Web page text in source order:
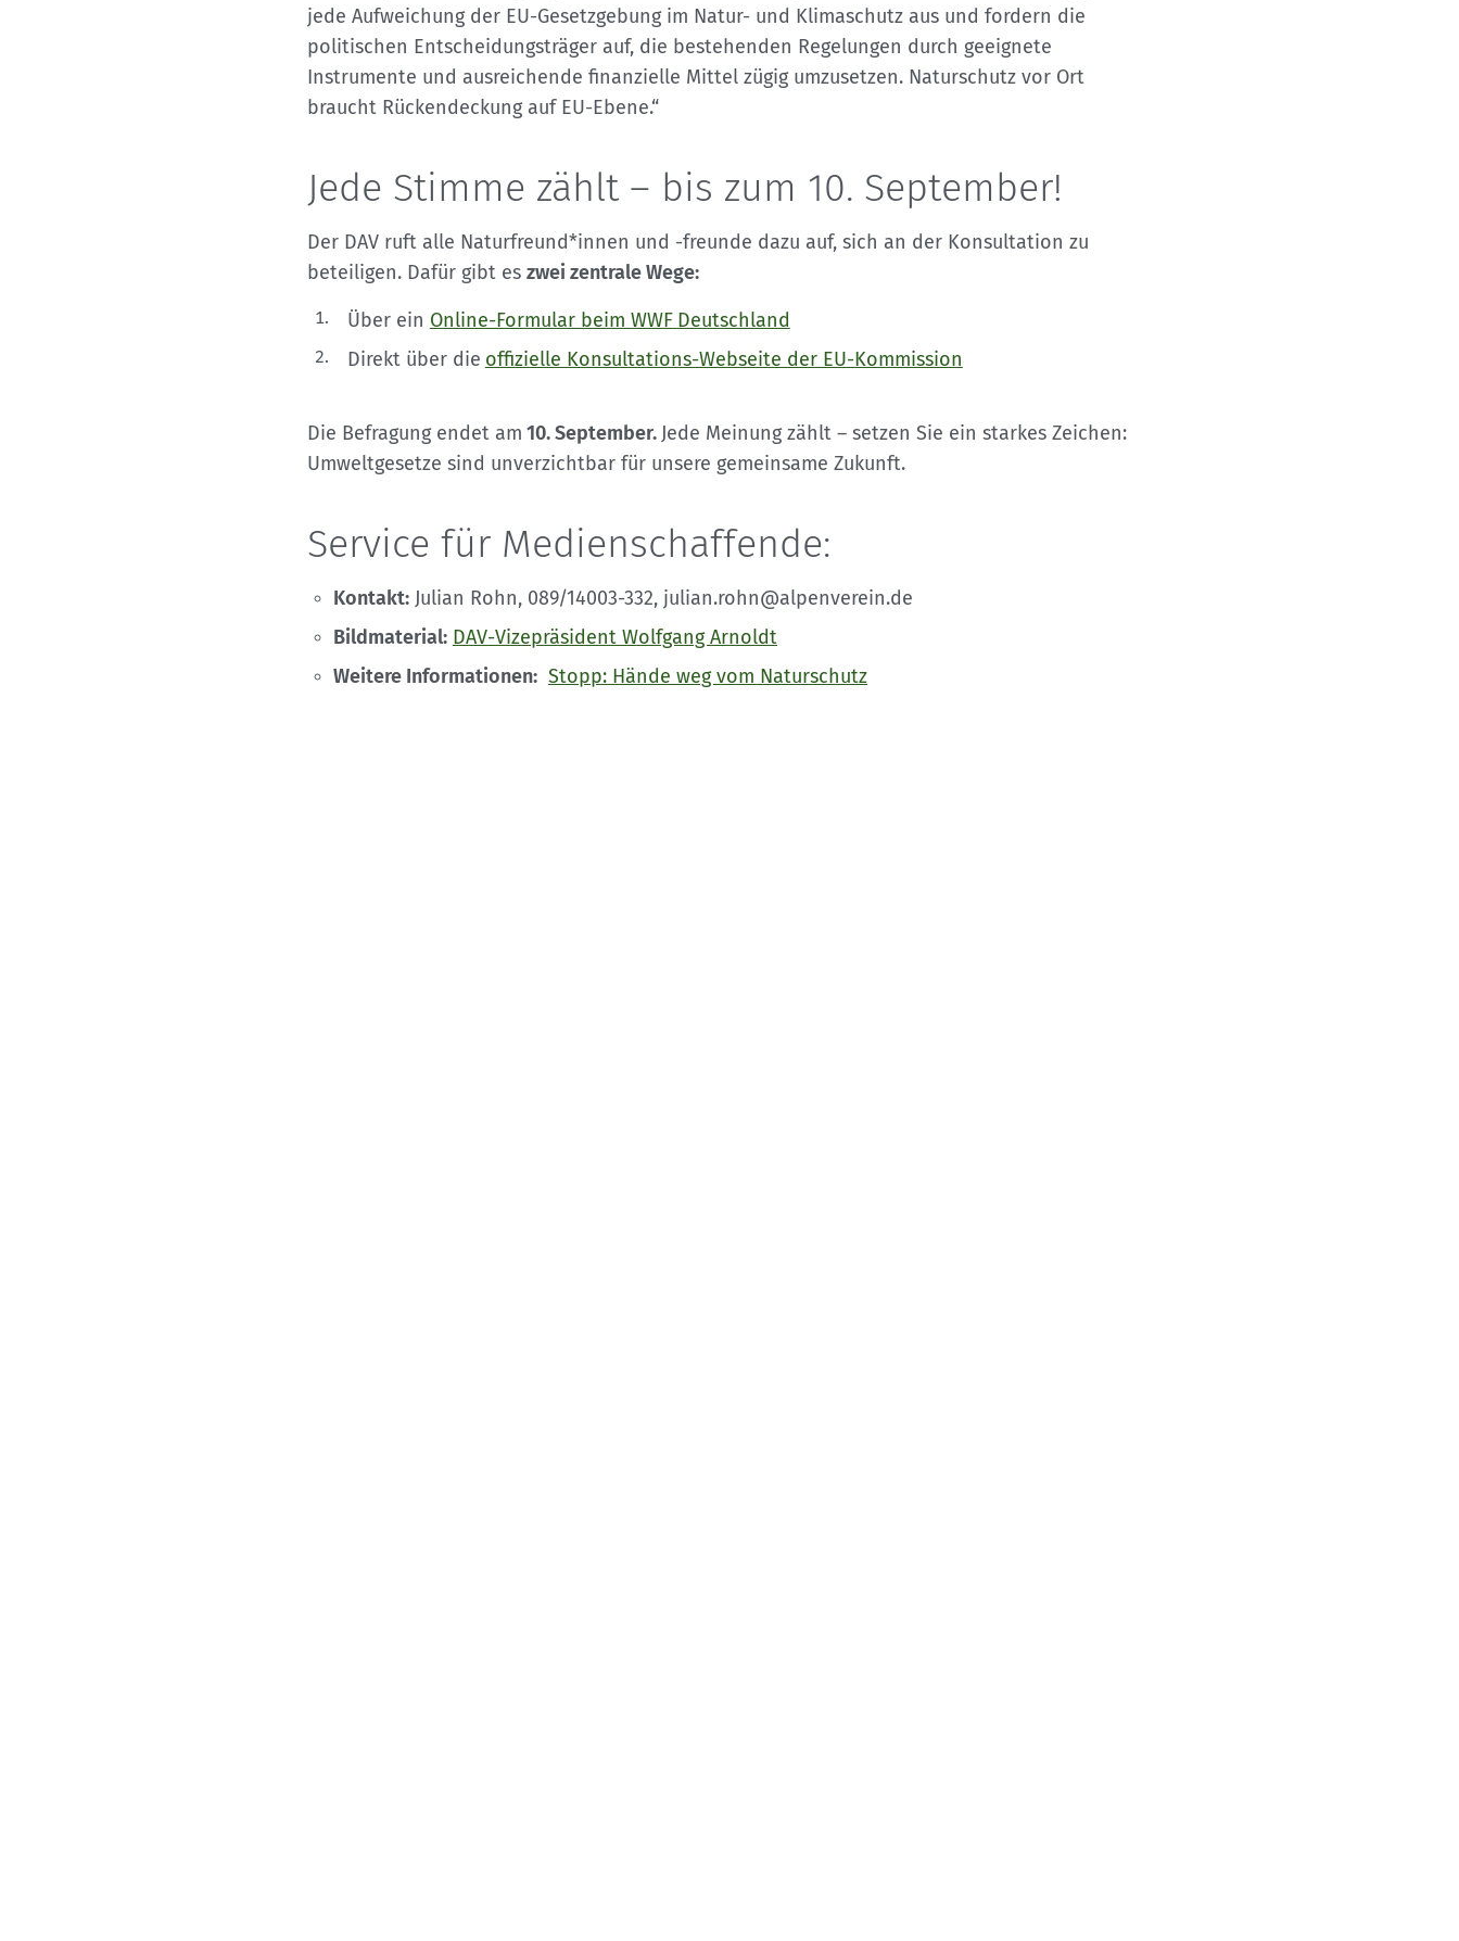
jede Aufweichung der EU-Gesetzgebung im Natur- und Klimaschutz aus und fordern die
politischen Entscheidungsträger auf, die bestehenden Regelungen durch geeignete
Instrumente und ausreichende finanzielle Mittel zügig umzusetzen. Naturschutz vor Ort
braucht Rückendeckung auf EU-Ebene.“
Jede Stimme zählt – bis zum 10. September!
Der DAV ruft alle Naturfreund*innen und -freunde dazu auf, sich an der Konsultation zu
beteiligen. Dafür gibt es zwei zentrale Wege:
Über ein Online-Formular beim WWF Deutschland
Direkt über die offizielle Konsultations-Webseite der EU-Kommission
Die Befragung endet am 10. September. Jede Meinung zählt – setzen Sie ein starkes Zeichen:
Umweltgesetze sind unverzichtbar für unsere gemeinsame Zukunft.
Service für Medienschaffende:
Kontakt: Julian Rohn, 089/14003-332, julian.rohn@alpenverein.de
Bildmaterial: DAV-Vizepräsident Wolfgang Arnoldt
Weitere Informationen: Stopp: Hände weg vom Naturschutz